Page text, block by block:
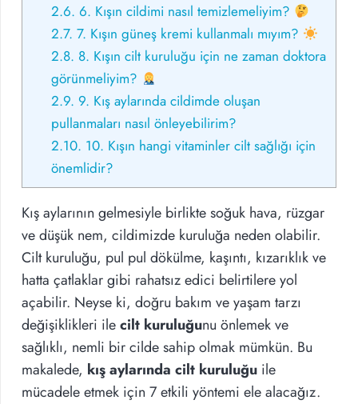
2.6. 6. Kışın cildimi nasıl temizlemeliyim?
2.7. 7. Kışın güneş kremi kullanmalı mıyım?
2.8. 8. Kışın cilt kuruluğu için ne zaman doktora
görünmeliyim?
2.9. 9. Kış aylarında cildimde oluşan
pullanmaları nasıl önleyebilirim?
2.10. 10. Kışın hangi vitaminler cilt sağlığı için
önemlidir?
Kış aylarının gelmesiyle birlikte soğuk hava, rüzgar
ve düşük nem, cildimizde kuruluğa neden olabilir.
Cilt kuruluğu, pul pul dökülme, kaşıntı, kızarıklık ve
hatta çatlaklar gibi rahatsız edici belirtilere yol
açabilir. Neyse ki, doğru bakım ve yaşam tarzı
değişiklikleri ilecilt kuruluğunu önlemek ve
sağlıklı, nemli bir cilde sahip olmak mümkün. Bu
makalede, kış aylarında cilt kuruluğu ile
mücadele etmek için 7 etkili yöntemi ele alacağız.